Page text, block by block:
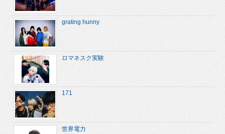
grating hunny
ロマネスク実験
171
世界電力